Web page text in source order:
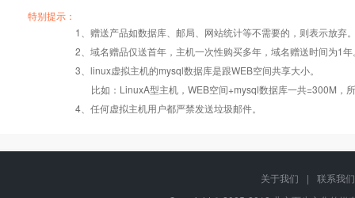
Windows2008 Windows2008 Windows2008
版本:5.2.17/
错误页面定义
数据定期备份
数据自助恢复
特别提示：
1、赠送产品如数据库、邮局、网站统计等不需要的，则表示放弃
2、域名赠品仅送首年，主机一次性购买多年，域名赠送时间为1年
3、linux虚拟主机的mysql数据库是跟WEB空间共享大小。
比如：LinuxA型主机，WEB空间+mysql数据库一共=300M，
4、任何虚拟主机用户都严禁发送垃圾邮件。
关于我们 |
联系我们